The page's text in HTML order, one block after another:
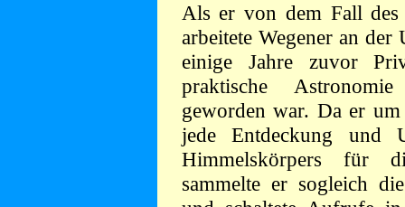
Als er von dem Fall des
arbeitete Wegener an
einige Jahre zuvor
praktische
geworden war. Da er
jede Entdeckung und
Himmelskörpers für
sammelte er sogleich